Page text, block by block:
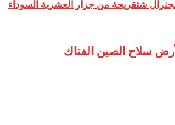
سلاح الصين الفتاك